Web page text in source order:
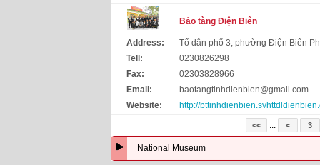
Bảo tàng Điện Biên
Address:
Tổ dân phố 3, phường Điện Biên
Tell:
0230826298
Fax:
02303828966
Email:
baotangtinhdienbien@gmail.com
Website:
http://
<< ... < 3
National Museum